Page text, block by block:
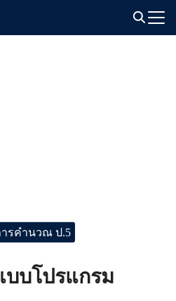
รคำนวณ ป.5
บบโปรแกรม